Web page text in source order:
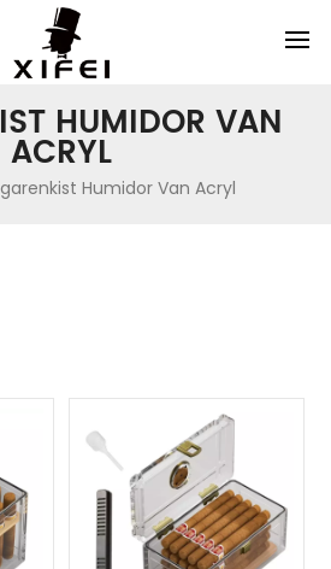
HUMIDOR VAN
ACRYL
Humidor Van Acryl